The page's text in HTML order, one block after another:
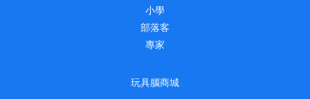
小學
部落客
專家
玩具腦商城